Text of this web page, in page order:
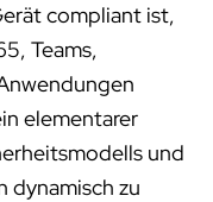
compliant ist,
Teams,
elementarer
und
dynamisch zu